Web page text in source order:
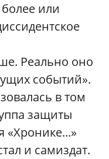
или
Реально оно
событий».
в том
защиты
«Хронике...»
и самиздат.